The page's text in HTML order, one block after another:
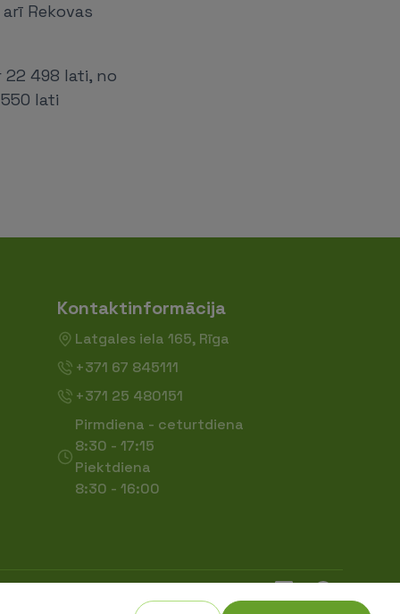
Rekovas
498 lati, no
lati
Kontaktinformācija
Latgales iela 165, Rīga
+371 67 845111
+371 25 480151
Pirmdiena - ceturtdiena
8:30 - 17:15
Piektdiena
8:30 - 16:00